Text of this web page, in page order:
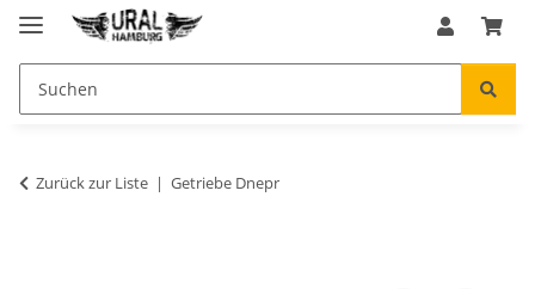
Zurück zur Liste Getriebe Dnepr